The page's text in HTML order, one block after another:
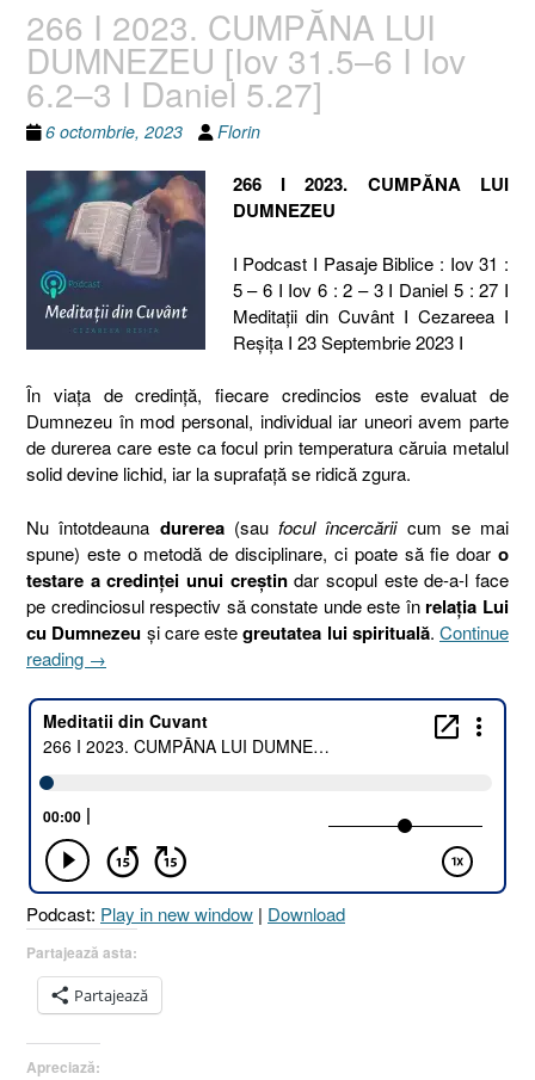
266 I 2023. CUMPĂNA LUI
DUMNEZEU [Iov 31.5–6 I Iov
6.2–3 I Daniel 5.27]
6 octombrie, 2023 Florin
266 I 2023. CUMPĂNA LUI
DUMNEZEU
I Podcast I Pasaje Biblice : Iov 31 :
5 – 6 I Iov 6 : 2 – 3 I Daniel 5 : 27 I
Meditaţii din Cuvânt I Cezareea I
Reşiţa I 23 Septembrie 2023 I
În viața de credință, fiecare credincios este evaluat de
Dumnezeu în mod personal, individual iar uneori avem parte
de durerea care este ca focul prin temperatura căruia metalul
solid devine lichid, iar la suprafață se ridică zgura.
Nu întotdeauna durerea(sau focul încercăriicum se mai
spune) este o metodă de disciplinare, ci poate să fie doar o
testare a credinței unui creștindar scopul este de-a-l face
pe credinciosul respectiv să constate unde este în relația Lui
cu Dumnezeu și care estegreutatea lui spirituală. Continue
reading „266
2023.
CUMPĂNA
LUI
[Iov
31.5–
6
I
Iov
6.2–
3
I
5.27]”
→
Podcast: Play in new window | Download
Partajează asta:
Partajează
Apreciază: